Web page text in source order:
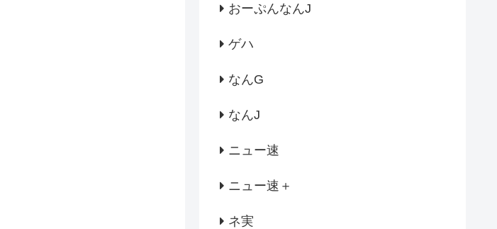
おーぷんなんJ
ゲハ
なんG
なんJ
ニュー速
ニュー速＋
ネ実